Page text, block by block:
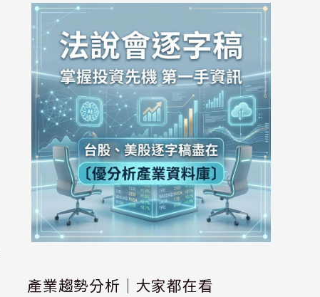
產業趨勢分析｜大家都在看